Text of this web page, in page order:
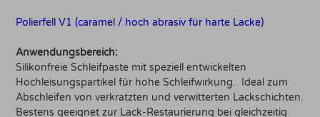
Polierfell V1 (caramel / hoch abrasiv für harte Lacke)
Anwendungsbereich:
Silikonfreie Schleifpaste mit speziell entwickelten
Hochleisungspartikel für hohe Schleifwirkung. Ideal zum
Abschleifen von verkratzten und verwitterten Lackschichten.
Bestens geeignet zur Lack-Restaurierung bei gleichzeitig